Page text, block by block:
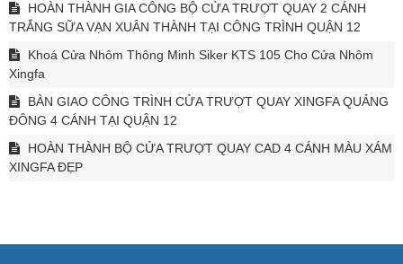
HOÀN THÀNH GIA CÔNG BỘ CỬA TRƯỢT QUAY 2 CÁNH
TRẮNG SỮA VẠN XUÂN THÀNH TẠI CÔNG TRÌNH QUẬN 12
Khoá Cửa Nhôm Thông Minh Siker KTS 105 Cho Cửa Nhôm
Xingfa
BÀN GIAO CÔNG TRÌNH CỬA TRƯỢT QUAY XINGFA QUẢNG
ĐÔNG 4 CÁNH TẠI QUẬN 12
HOÀN THÀNH BỘ CỬA TRƯỢT QUAY CAD 4 CÁNH MÀU XÁM
XINGFA ĐẸP